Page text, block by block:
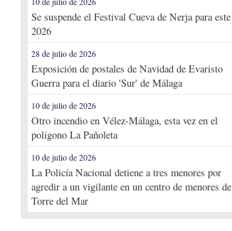
Se suspende el Festival Cueva de Nerja para este
2026
28 de julio de 2026
Exposición de postales de Navidad de Evaristo
Guerra para el diario 'Sur' de Málaga
10 de julio de 2026
Otro incendio en Vélez-Málaga, esta vez en el
polígono La Pañoleta
10 de julio de 2026
La Policía Nacional detiene a tres menores por
agredir a un vigilante en un centro de menores de
Torre del Mar